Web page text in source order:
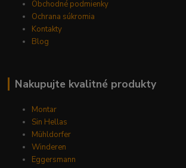
Obchodné podmienky
Ochrana súkromia
Kontakty
Blog
Nakupujte kvalitné produkty
Montar
Sin Hellas
Mühldorfer
Winderen
Eggersmann